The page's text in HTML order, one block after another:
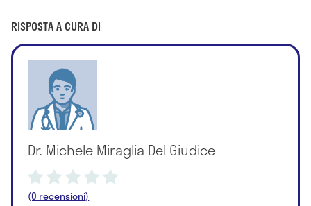
RISPOSTA A CURA DI
Dr. Michele Miraglia Del Giudice
(0 recensioni)